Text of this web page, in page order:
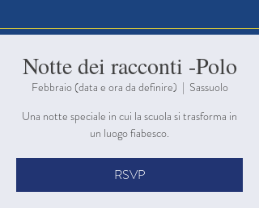
Notte dei racconti -Polo
Febbraio (data e ora da definire)
  |
Sassuolo
Una notte speciale in cui la scuola si trasforma in
un luogo fiabesco.
RSVP